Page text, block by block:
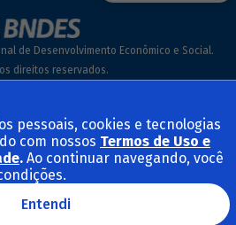
de Desenvolvimento Econômico e Social.
direitos reservados.
pessoais, cookies e tecnologias
com nossos Termos de Uso e
. Ao continuar navegando, você
Entendi